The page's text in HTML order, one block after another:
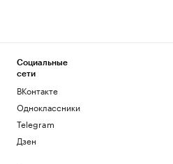
Социальные
сети
ВКонтакте
Одноклассники
Telegram
Дзен